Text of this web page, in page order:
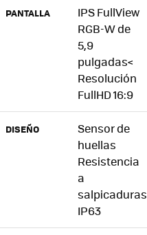
PANTALLA
IPS FullView
RGB-W de
5,9
pulgadas<
Resolución
FullHD 16:9
DISEÑO
Sensor de
huellas
Resistencia
a
salpicaduras
IP63